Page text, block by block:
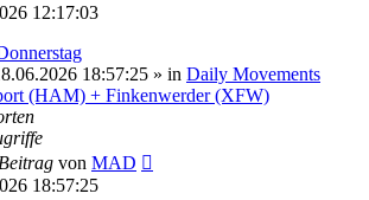
12:17:03
18:57:25 » in Daily Movements
(HAM) + Finkenwerder (XFW)
von MAD
18:57:25